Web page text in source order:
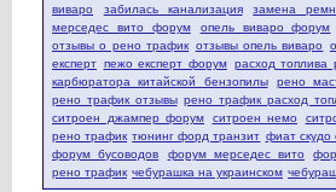
виваро
забилась канализация
замена
мерседес вито форум
опель виваро форум
отзывы о рено трафик отзывы опель виваро
експерт пежо експерт форум расход топлива
карбюратора китайской бензопилы
рено
рено трафик отзывы рено трафик расход
ситроен джампер форум
ситроен немо
рено трафик тюнинг форд транзит фиат скудо
форум бусоводов
форум мерседес вито
рено трафик чебурашка на украинском